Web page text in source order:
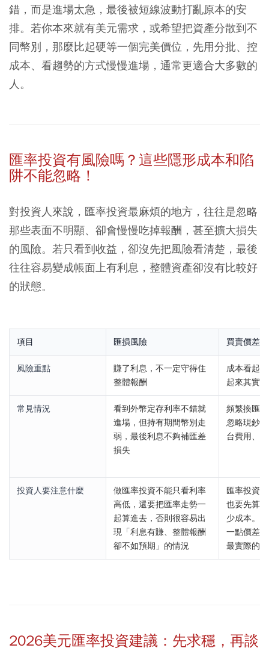
錯，而是進場太急，最後被短線波動打亂原本的安
排。若你本來就有美元需求，或希望把資產分散到不
同幣別，那麼比起硬等一個完美價位，先用分批、控
成本、看趨勢的方式慢慢進場，通常更適合大多數的
人。
匯率投資有風險嗎？這些隱形成本和陷
阱不能忽略！
對投資人來說，匯率投資最麻煩的地方，往往是忽略
那些表面不明顯、卻會慢慢吃掉報酬，甚至擴大損失
的風險。若只看到收益，卻沒先把風險看清楚，最後
往往容易變成帳面上有利息，整體資產卻沒有比較好
的狀態。
項目 匯損風險 買賣價差
風險重點
賺了利息，不一定守得住
整體報酬
成本看起
起來其實
常見情況
看到外幣定存利率不錯就
進場，但持有期間幣別走
弱，最後利息不夠補匯差
損失
頻繁換匯
忽略現鈔
台費用、
投資人要注意什麼
做匯率投資不能只看利率
高低，還要把匯率走勢一
起算進去，否則很容易出
現「利息有賺、整體報酬
卻不如預期」的情況
匯率投資
也要先算
少成本。
一點價差
最實際的
2026美元匯率投資建議：先求穩，再談